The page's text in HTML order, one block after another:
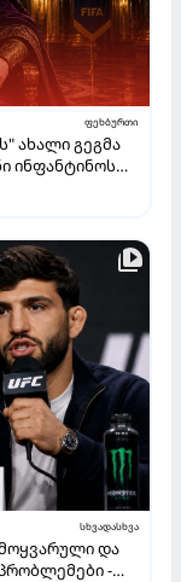
ფეხბურთი
ახალი გეგმა
ინფანტინოს
სხვადასხვა
მოყვარული და
-